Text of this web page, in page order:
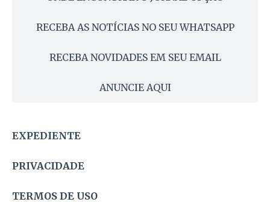
RECEBA AS NOTÍCIAS NO SEU WHATSAPP
RECEBA NOVIDADES EM SEU EMAIL
ANUNCIE AQUI
EXPEDIENTE
PRIVACIDADE
TERMOS DE USO